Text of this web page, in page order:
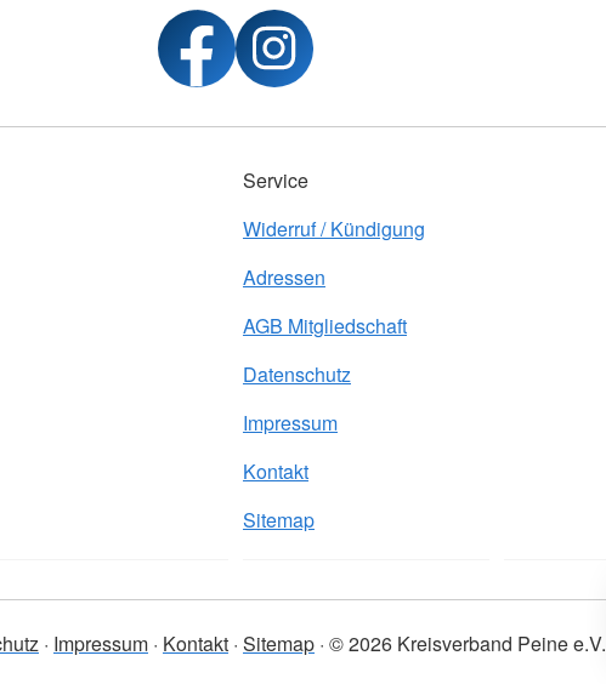
Service
Widerruf / Kündigung
Adressen
AGB Mitgliedschaft
Datenschutz
Impressum
Kontakt
Sitemap
Impressum Kontakt Sitemap © 2026 Kreisverband Peine e.V.